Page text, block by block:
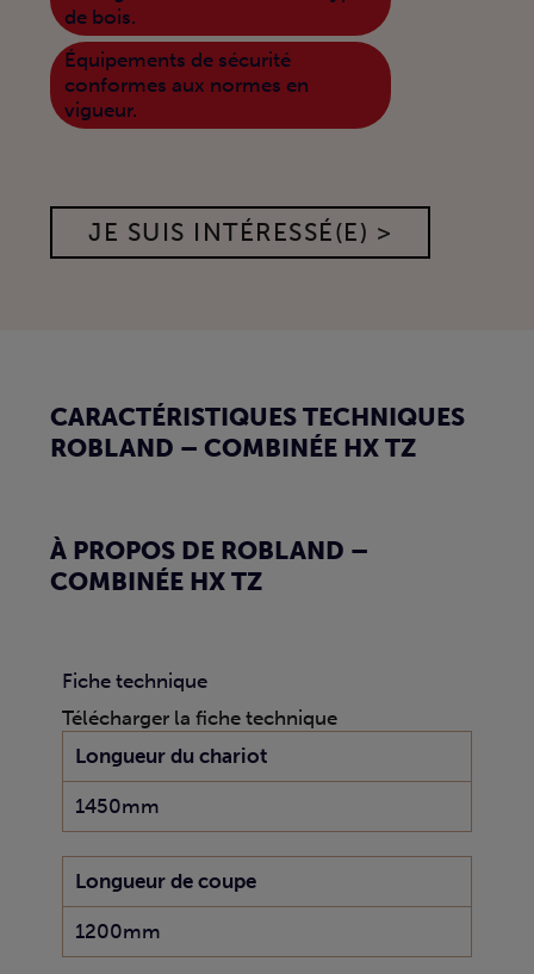
de bois.
Équipements de sécurité
conformes aux normes en
vigueur.
JE SUIS INTÉRESSÉ(E) >
CARACTÉRISTIQUES TECHNIQUES
ROBLAND – COMBINÉE HX TZ
À PROPOS DE ROBLAND –
COMBINÉE HX TZ
Fiche technique
Télécharger la fiche technique
Longueur du chariot
1450mm
Longueur de coupe
1200mm